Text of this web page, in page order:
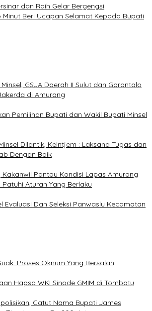
dan Raih Gelar Bergengsi
Minut Beri Ucapan Selamat Kepada Bupati
GSJA Daerah II Sulut dan Gorontalo
di Amurang
Pemilihan Bupati dan Wakil Bupati Minsel
Dilantik, Keintjem : Laksana Tugas dan
Dengan Baik
Kakanwil Pantau Kondisi Lapas Amurang
Aturan Yang Berlaku
Evaluasi Dan Seleksi Panwaslu Kecamatan
Proses Oknum Yang Bersalah
Hapsa WKI Sinode GMIM di Tombatu
Catut Nama Bupati James